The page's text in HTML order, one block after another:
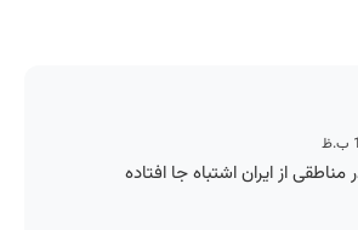
از ایران اشتباه جا افتاده